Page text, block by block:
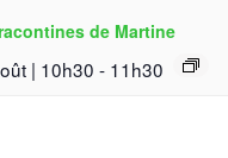
de Martine
| 10h30 - 11h30